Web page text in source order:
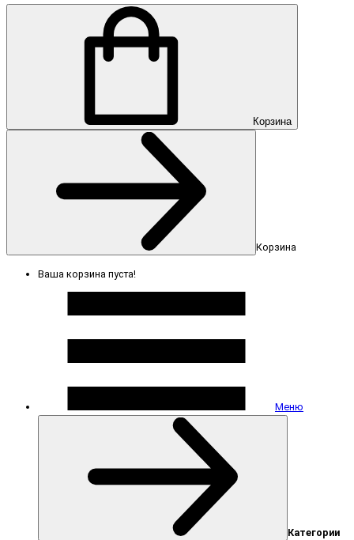
Корзина
Корзина
Ваша корзина пуста!
Меню
Категории